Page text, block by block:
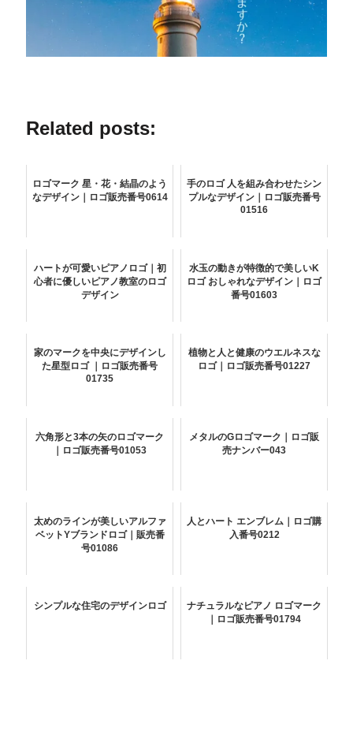
Related posts:
ロゴマーク 星・花・結晶のよう
なデザイン｜ロゴ販売番号0614
手のロゴ 人を組み合わせたシン
プルなデザイン｜ロゴ販売番号
01516
ハートが可愛いピアノロゴ｜初
心者に優しいピアノ教室のロゴ
デザイン
水玉の動きが特徴的で美しいK
ロゴ おしゃれなデザイン｜ロゴ
番号01603
家のマークを中央にデザインし
た星型ロゴ ｜ロゴ販売番号
01735
植物と人と健康のウエルネスな
ロゴ｜ロゴ販売番号01227
六角形と3本の矢のロゴマーク
｜ロゴ販売番号01053
メタルのGロゴマーク｜ロゴ販
売ナンバー043
太めのラインが美しいアルファ
ベットYブランドロゴ｜販売番
号01086
人とハート エンブレム｜ロゴ購
入番号0212
シンプルな住宅のデザインロゴ
ナチュラルなピアノ ロゴマーク
｜ロゴ販売番号01794